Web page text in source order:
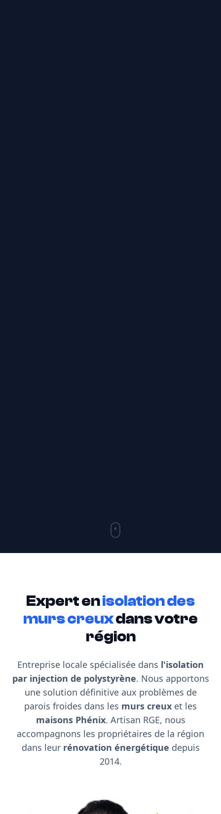
Expert enisolation des
murs creuxdans votre
région
Entreprise locale spécialisée dans l'isolation
par injection de polystyrène. Nous apportons
une solution définitive aux problèmes de
parois froides dans les murs creux et les
maisons Phénix. Artisan RGE, nous
accompagnons les propriétaires de la région
dans leurrénovation énergétique depuis
2014.